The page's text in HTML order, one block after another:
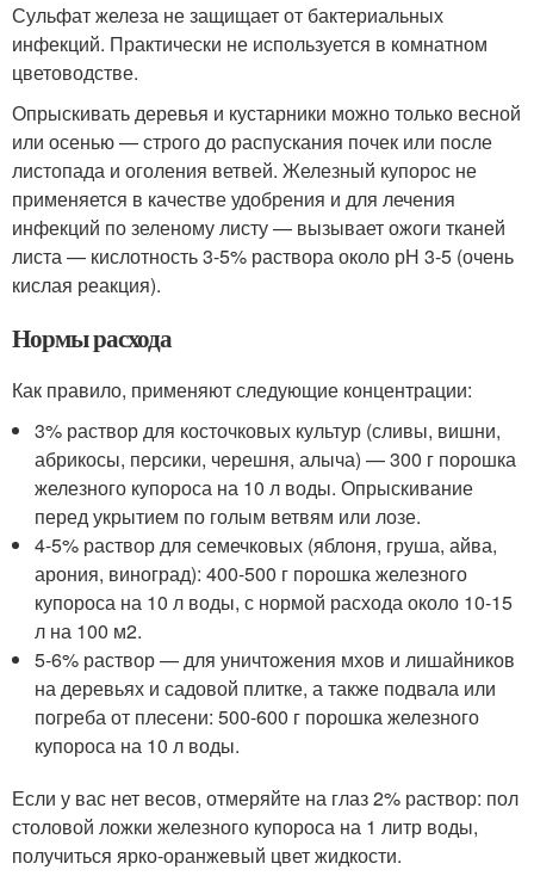
Сульфат железа не защищает от бактериальных
инфекций. Практически не используется в комнатном
цветоводстве.
Опрыскивать деревья и кустарники можно только весной
или осенью — строго до распускания почек или после
листопада и оголения ветвей. Железный купорос не
применяется в качестве удобрения и для лечения
инфекций по зеленому листу — вызывает ожоги тканей
листа — кислотность 3-5% раствора около рН 3-5 (очень
кислая реакция).
Нормы расхода
Как правило, применяют следующие концентрации:
3% раствор для косточковых культур (сливы, вишни,
абрикосы, персики, черешня, алыча) — 300 г порошка
железного купороса на 10 л воды. Опрыскивание
перед укрытием по голым ветвям или лозе.
4-5% раствор для семечковых (яблоня, груша, айва,
арония, виноград): 400-500 г порошка железного
купороса на 10 л воды, с нормой расхода около 10-15
л на 100 м2.
5-6% раствор — для уничтожения мхов и лишайников
на деревьях и садовой плитке, а также подвала или
погреба от плесени: 500-600 г порошка железного
купороса на 10 л воды.
Если у вас нет весов, отмеряйте на глаз 2% раствор: пол
столовой ложки железного купороса на 1 литр воды,
получиться ярко-оранжевый цвет жидкости.